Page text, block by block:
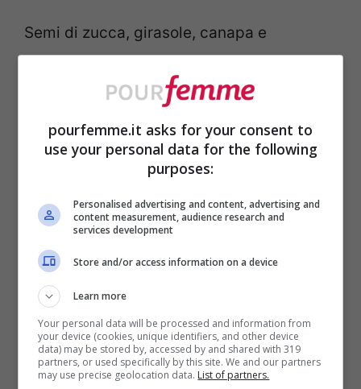
Semi di zucca, girasole, canapa e
mandorle sono piccoli concentrati di
proteine. Puoi aggiungerli allo yogurt,
all’insalata o ai frullati e oltre a dare
sapore, sono ricchi di grassi buoni e fibre
che aiutano a sentirti piena più a lungo.
Credimi, anche pochi cucchiai al giorno
fanno una differenza enorme sul totale
proteico della giornata.
pourfemme.it asks for your consent to
use your personal data for the following
purposes:
Personalised advertising and content, advertising and
content measurement, audience research and
services development
Store and/or access information on a device
Learn more
Your personal data will be processed and information from
your device (cookies, unique identifiers, and other device
data) may be stored by, accessed by and shared with 319
partners, or used specifically by this site. We and our partners
may use precise geolocation data. List of partners.